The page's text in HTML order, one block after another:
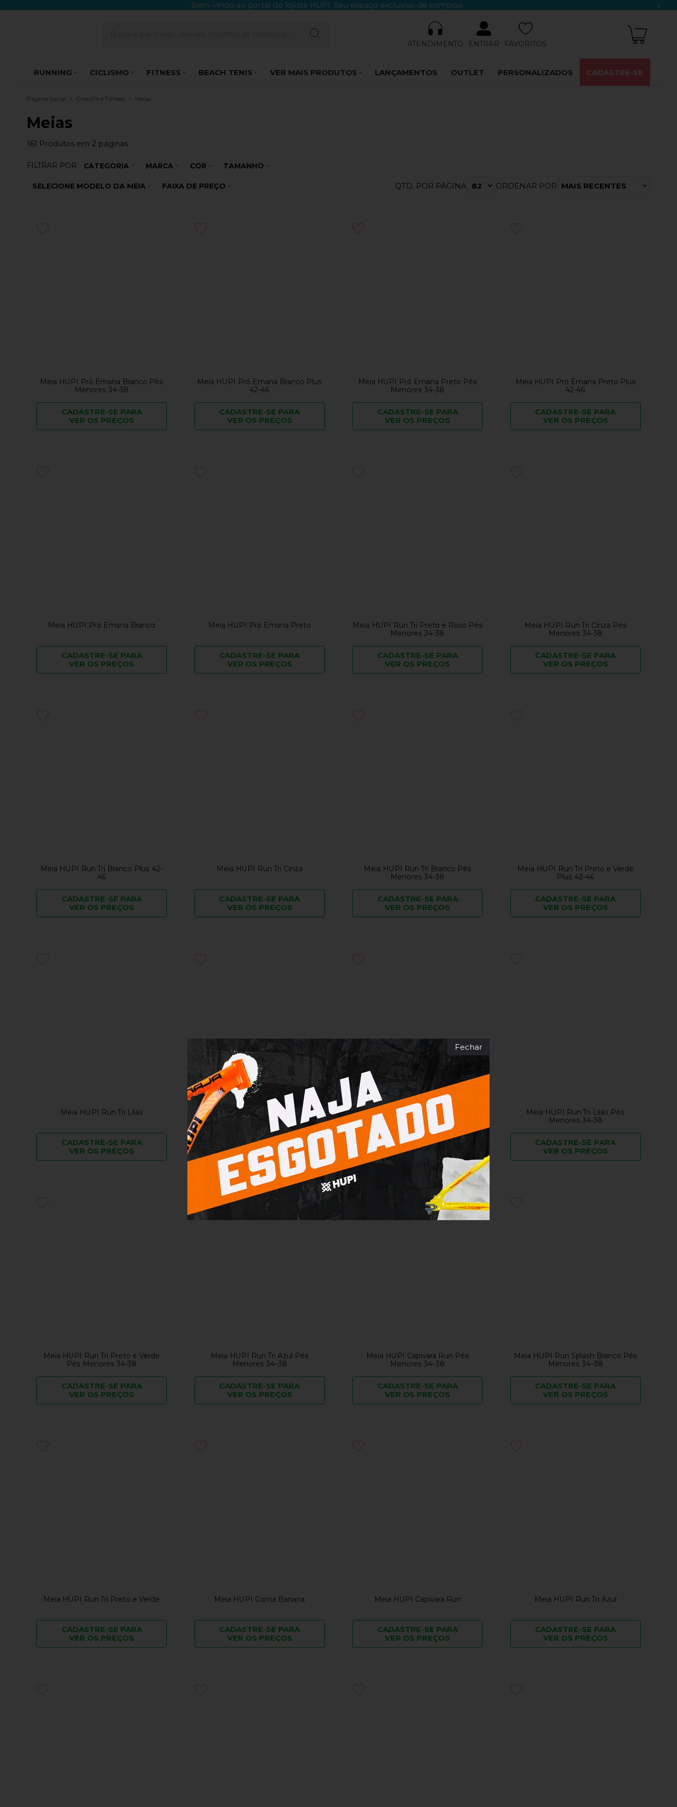
x
ATENDIMENTO ENTRAR FAVORITOS
RUNNING CICLISMO FITNESS BEACH TENIS VER MAIS PRODUTOS LANÇAMENTOS OUTLET PERSONALIZADOS CADASTRE-SE
Página Inicial CrossFit e Fitness Meias
Meias
161 Produtos em 2 páginas
FILTRAR POR: CATEGORIA MARCA COR TAMANHO
SELECIONE MODELO DA MEIA FAIXA DE PREÇO QTD. POR PÁGINA ORDENAR POR: MAIS RECENTES
Meia HUPI Pró Emana Branco Pés
Menores 34-38
CADASTRE-SE PARA
VER OS PREÇOS
Meia HUPI Pró Emana Branco Plus
42-46
CADASTRE-SE PARA
VER OS PREÇOS
Meia HUPI Pró Emana Preto Pés
Menores 34-38
CADASTRE-SE PARA
VER OS PREÇOS
Meia HUPI Pró Emana Preto Plus
42-46
CADASTRE-SE PARA
VER OS PREÇOS
Meia HUPI Pró Emana Branco
CADASTRE-SE PARA
VER OS PREÇOS
Meia HUPI Pró Emana Preto
CADASTRE-SE PARA
VER OS PREÇOS
Meia HUPI Run Tri Preto e Roxo Pés
Menores 34-38
CADASTRE-SE PARA
VER OS PREÇOS
Meia HUPI Run Tri Cinza Pés
Menores 34-38
CADASTRE-SE PARA
VER OS PREÇOS
Meia HUPI Run Tri Branco Plus 42-
46
CADASTRE-SE PARA
VER OS PREÇOS
Meia HUPI Run Tri Cinza
CADASTRE-SE PARA
VER OS PREÇOS
Meia HUPI Run Tri Branco Pés
Menores 34-38
CADASTRE-SE PARA
VER OS PREÇOS
Meia HUPI Run Tri Preto e Verde
Plus 42-46
CADASTRE-SE PARA
VER OS PREÇOS
Meia HUPI Run Tri Lilás
CADASTRE-SE PARA
VER OS PREÇOS
Meia HUPI Run Tri Preto e Roxo
CADASTRE-SE PARA
VER OS PREÇOS
Meia HUPI Run Tri Branco
CADASTRE-SE PARA
VER OS PREÇOS
Meia HUPI Run Tri Lilás Pés
Menores 34-38
CADASTRE-SE PARA
VER OS PREÇOS
Meia HUPI Run Tri Preto e Verde
Pés Menores 34-38
CADASTRE-SE PARA
VER OS PREÇOS
Meia HUPI Run Tri Azul Pés
Menores 34–38
CADASTRE-SE PARA
VER OS PREÇOS
Meia HUPI Capivara Run Pés
Menores 34–38
CADASTRE-SE PARA
VER OS PREÇOS
Meia HUPI Run Splash Branco Pés
Menores 34–38
CADASTRE-SE PARA
VER OS PREÇOS
Meia HUPI Run Tri Preto e Verde
CADASTRE-SE PARA
VER OS PREÇOS
Meia HUPI Coma Banana
CADASTRE-SE PARA
VER OS PREÇOS
Meia HUPI Capivara Run
CADASTRE-SE PARA
VER OS PREÇOS
Meia HUPI Run Tri Azul
CADASTRE-SE PARA
VER OS PREÇOS
Fechar